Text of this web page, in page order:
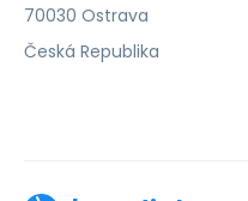
70030 Ostrava
Česká Republika